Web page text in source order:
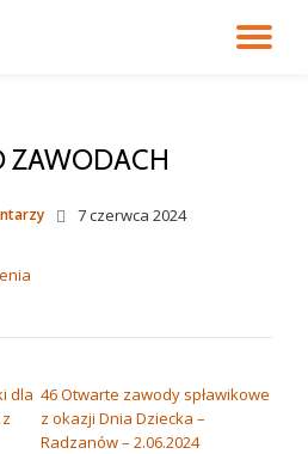
ZAWODACH
7 czerwca 2024
dla 46 Otwarte zawody spławikowe
z okazji Dnia Dziecka –
Radzanów – 2.06.2024